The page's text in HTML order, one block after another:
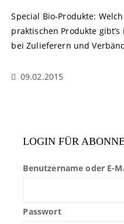
Special Bio-Produkte:
praktischen Produkte
bei Zulieferern und
09.02.2015
LOGIN FÜR
Benutzername oder E-
Passwort